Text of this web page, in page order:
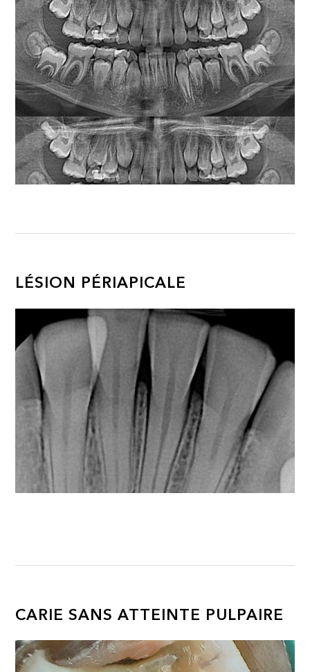
LÉSION PÉRIAPICALE
CARIE SANS ATTEINTE PULPAIRE